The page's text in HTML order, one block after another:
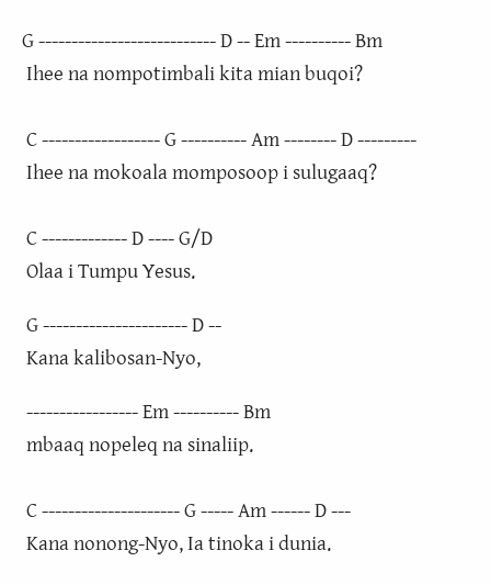
G --------------------------- D -- Em ---------- Bm
Ihee na nompotimbali kita mian buqoi?
C ------------------ G ---------- Am -------- D ---------
Ihee na mokoala momposoop i sulugaaq?
C ------------- D ---- G/D
Olaa i Tumpu Yesus.
G ---------------------- D --
Kana kalibosan-Nyo,
----------------- Em ---------- Bm
mbaaq nopeleq na sinaliip.
C --------------------- G ----- Am ------ D ---
Kana nonong-Nyo, Ia tinoka i dunia.